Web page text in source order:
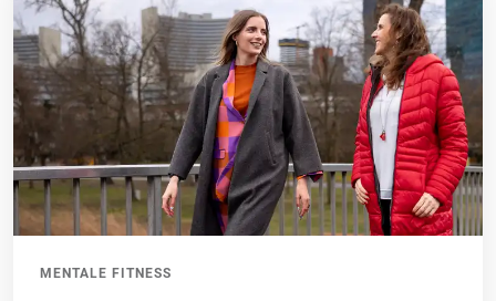
MENTALE FITNESS